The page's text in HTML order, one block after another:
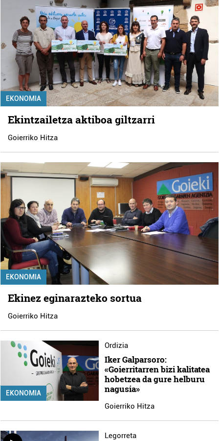
EKONOMIA
Ekintzailetza aktiboa giltzarri
Goierriko Hitza
EKONOMIA
Ekinez eginarazteko sortua
Goierriko Hitza
EKONOMIA
Ordizia
Iker Galparsoro:
«Goierritarren bizi kalitatea
hobetzea da gure helburu
nagusia»
Goierriko Hitza
Legorreta